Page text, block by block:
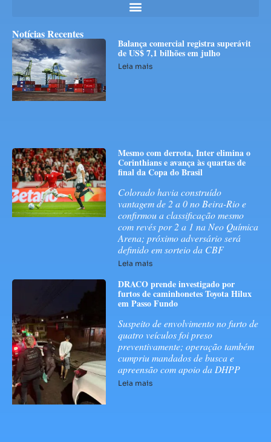
Notícias Recentes
Balança comercial registra superávit
de US$ 7,1 bilhões em julho
Leia mais
Mesmo com derrota, Inter elimina o
Corinthians e avança às quartas de
final da Copa do Brasil
Colorado havia construído
vantagem de 2 a 0 no Beira-Rio e
confirmou a classificação mesmo
com revés por 2 a 1 na Neo Química
Arena; próximo adversário será
definido em sorteio da CBF
Leia mais
DRACO prende investigado por
furtos de caminhonetes Toyota Hilux
em Passo Fundo
Suspeito de envolvimento no furto de
quatro veículos foi preso
preventivamente; operação também
cumpriu mandados de busca e
apreensão com apoio da DHPP
Leia mais